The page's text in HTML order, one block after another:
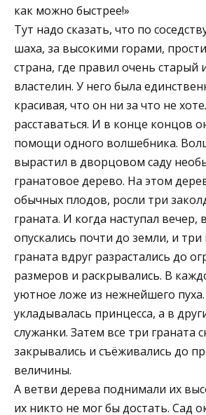
как можно быстрее!»
Тут надо сказать, что по
шаха, за высокими горами,
страна, где правил очень старый
властелин. У него была
красивая, что он ни за что не
расставаться. И в конце концов
помощи одного волшебника.
вырастил в дворцовом саду
гранатовое дерево. На этом
обычных плодов, росли три
граната. И когда наступал вечер,
опускались почти до земли, и
граната вдруг разрастались до
размеров и раскрывались. В
уютное ложе из нежнейшего
укладывалась принцесса, а в
служанки. Затем все три граната
закрывались и съёживались до
величины.
А ветви дерева поднимали их
их никто не мог бы достать. Сад